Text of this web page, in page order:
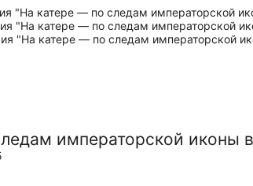
императорской иконы